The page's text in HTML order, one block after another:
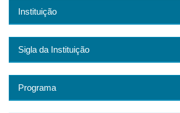
Instituição
Sigla da Instituição
Programa